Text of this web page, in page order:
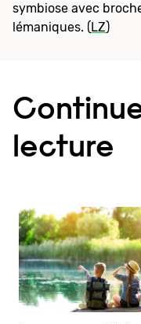
symbiose avec
lémaniques. ( LZ)
lecture